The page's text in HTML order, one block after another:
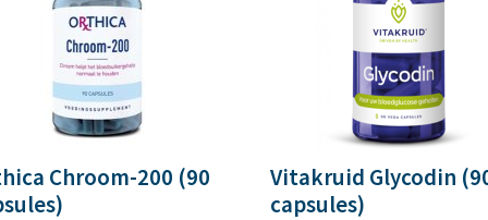
Chroom-200 (90
Vitakruid Glycodin
capsules)